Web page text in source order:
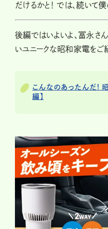
だけるかと！ では、続いて僕
後編ではいよいよ、冨永さん
いユニークな昭和家電をご
こんなのあったんだ!
編】